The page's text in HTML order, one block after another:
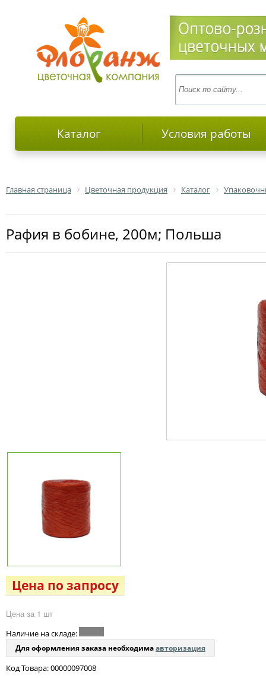
Каталог Условия работы
Главная страница Цветочная продукция Каталог
Рафия в бобине, 200м; Польша
Цена по запросу
Цена за 1 шт
Наличие на складе:
Для оформления заказа необходимаавторизация
Код Товара: 00000097008